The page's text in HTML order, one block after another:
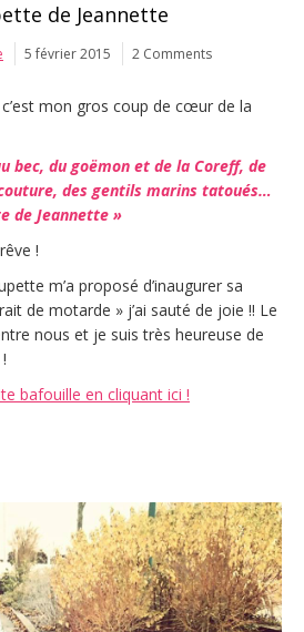
de Jeannette
5 février 2015 2 Comments
c’est mon gros coup de cœur de la
bec, du goëmon et de la Coreff, de
des gentils marins tatoués…
de Jeannette »
!
m’a proposé d’inaugurer sa
de motarde » j’ai sauté de joie !! Le
nous et je suis très heureuse de
bafouille en cliquant ici !